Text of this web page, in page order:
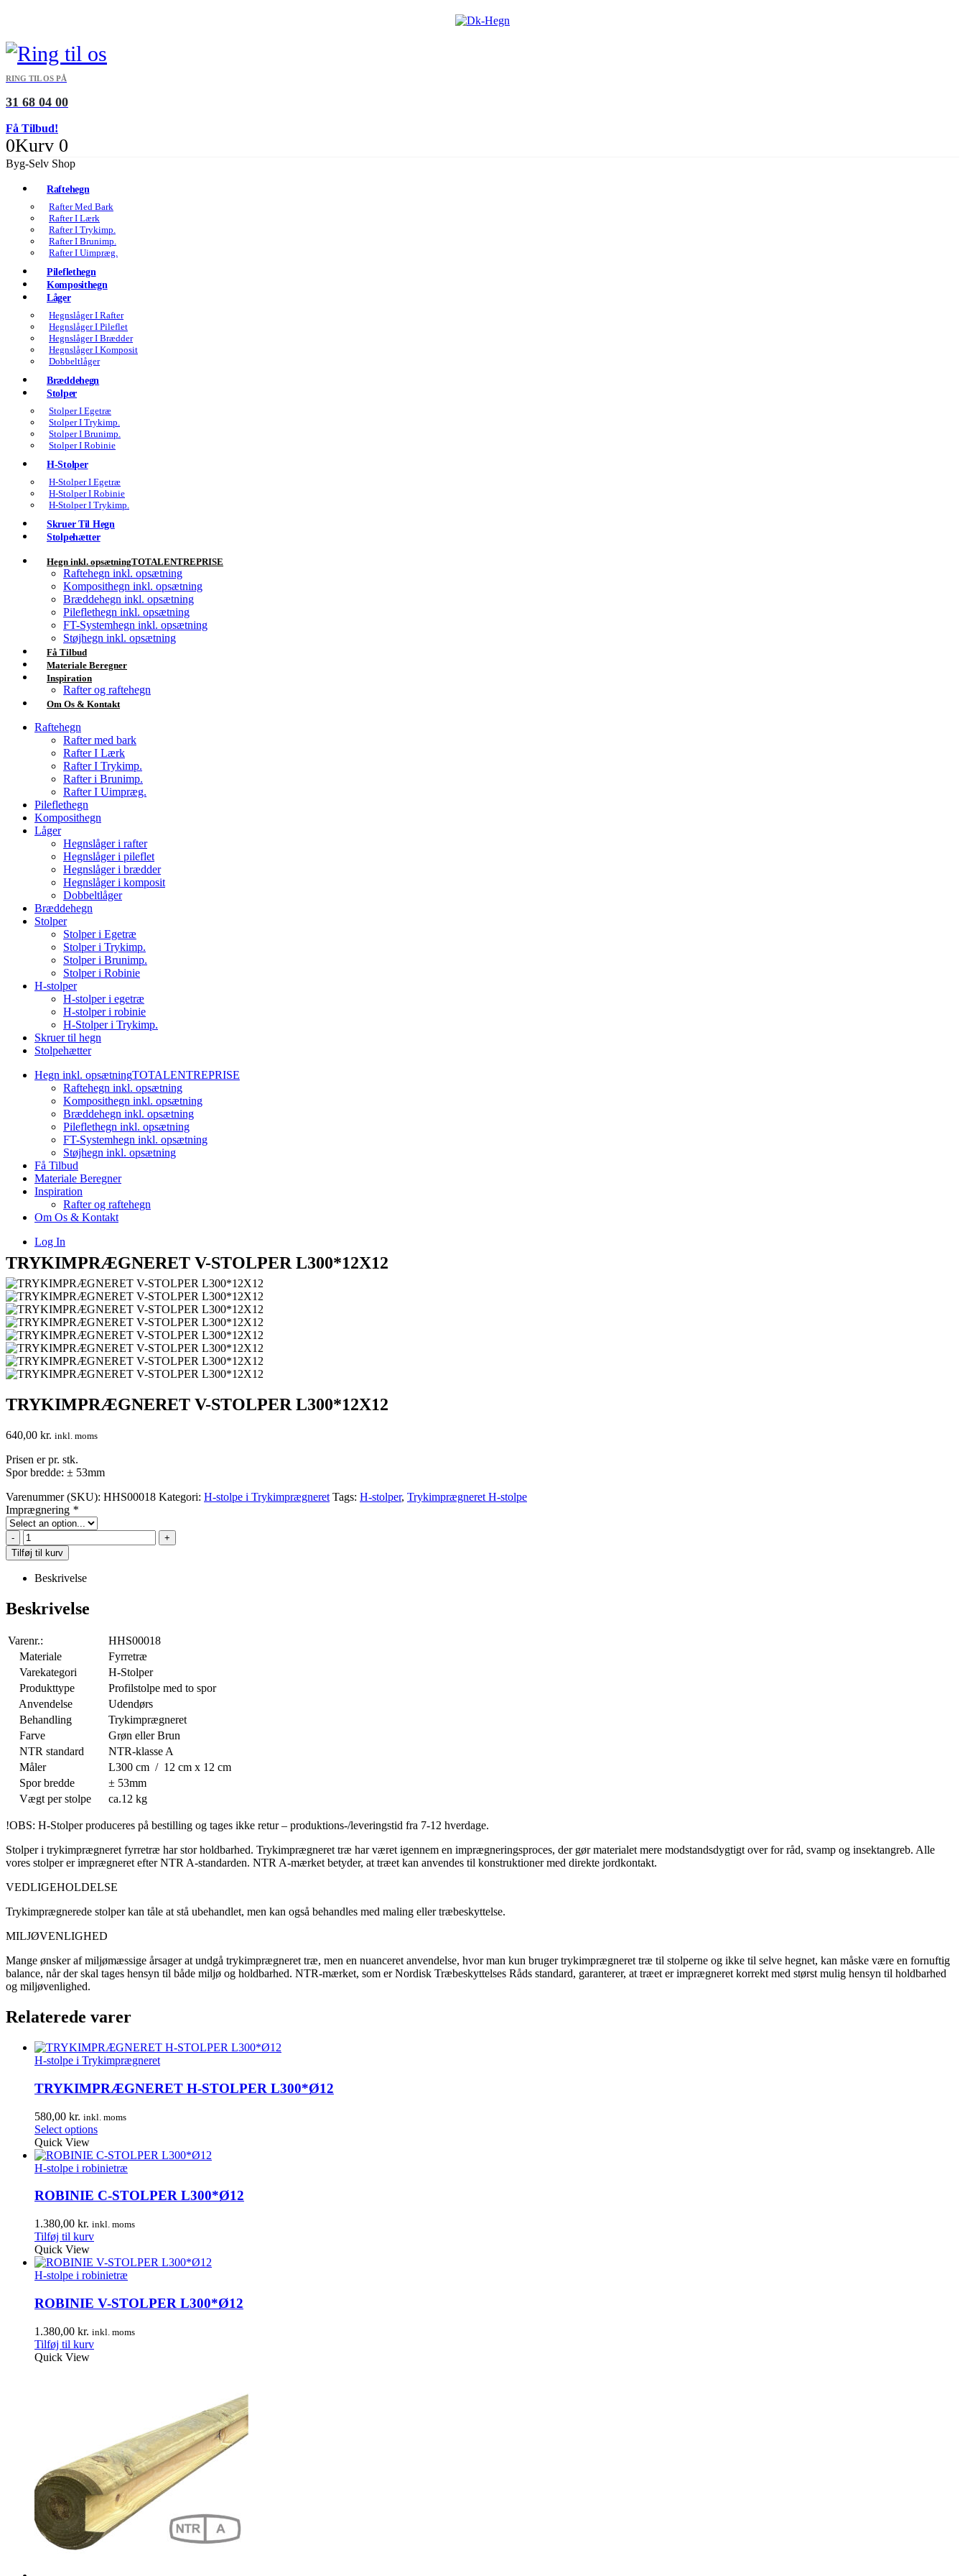
RING TIL OS PÅ
31 68 04 00
Få Tilbud!
0Kurv 0
Byg-Selv Shop
Raftehegn
Rafter Med Bark
Rafter I Lærk
Rafter I Trykimp.
Rafter I Brunimp.
Rafter I Uimpræg.
Pileflethegn
Komposithegn
Låger
Hegnslåger I Rafter
Hegnslåger I Pileflet
Hegnslåger I Brædder
Hegnslåger I Komposit
Dobbeltlåger
Bræddehegn
Stolper
Stolper I Egetræ
Stolper I Trykimp.
Stolper I Brunimp.
Stolper I Robinie
H-Stolper
H-Stolper I Egetræ
H-Stolper I Robinie
H-Stolper I Trykimp.
Skruer Til Hegn
Stolpehætter
Hegn inkl. opsætningTOTALENTREPRISE
Raftehegn inkl. opsætning
Komposithegn inkl. opsætning
Bræddehegn inkl. opsætning
Pileflethegn inkl. opsætning
FT-Systemhegn inkl. opsætning
Støjhegn inkl. opsætning
Få Tilbud
Materiale Beregner
Inspiration
Rafter og raftehegn
Om Os & Kontakt
Raftehegn
Rafter med bark
Rafter I Lærk
Rafter I Trykimp.
Rafter i Brunimp.
Rafter I Uimpræg.
Pileflethegn
Komposithegn
Låger
Hegnslåger i rafter
Hegnslåger i pileflet
Hegnslåger i brædder
Hegnslåger i komposit
Dobbeltlåger
Bræddehegn
Stolper
Stolper i Egetræ
Stolper i Trykimp.
Stolper i Brunimp.
Stolper i Robinie
H-stolper
H-stolper i egetræ
H-stolper i robinie
H-Stolper i Trykimp.
Skruer til hegn
Stolpehætter
Hegn inkl. opsætningTOTALENTREPRISE
Raftehegn inkl. opsætning
Komposithegn inkl. opsætning
Bræddehegn inkl. opsætning
Pileflethegn inkl. opsætning
FT-Systemhegn inkl. opsætning
Støjhegn inkl. opsætning
Få Tilbud
Materiale Beregner
Inspiration
Rafter og raftehegn
Om Os & Kontakt
Log In
TRYKIMPRÆGNERET V-STOLPER L300*12X12
TRYKIMPRÆGNERET V-STOLPER L300*12X12
640,00 kr. inkl. moms
Prisen er pr. stk.
Spor bredde: ± 53mm
Varenummer (SKU): HHS00018 Kategori: H-stolpe i Trykimprægneret Tags: H-stolper, Trykimprægneret H-stolpe
Imprægnering *
-
+
Tilføj til kurv
Beskrivelse
Beskrivelse
Varenr.:
HHS00018
Materiale
Fyrretræ
Varekategori
H-Stolper
Produkttype
Profilstolpe med to spor
Anvendelse
Udendørs
Behandling
Trykimprægneret
Farve
Grøn eller Brun
NTR standard
NTR-klasse A
Måler
L300 cm / 12 cm x 12 cm
Spor bredde
± 53mm
Vægt per stolpe
ca.12 kg
!OBS: H-Stolper produceres på bestilling og tages ikke retur – produktions-/leveringstid fra 7-12 hverdage.
Stolper i trykimprægneret fyrretræ har stor holdbarhed. Trykimprægneret træ har været igennem en imprægneringsproces, der gør materialet mere modstandsdygtigt over for råd, svamp og insektangreb. Alle
vores stolper er imprægneret efter NTR A-standarden. NTR A-mærket betyder, at træet kan anvendes til konstruktioner med direkte jordkontakt.
VEDLIGEHOLDELSE
Trykimprægnerede stolper kan tåle at stå ubehandlet, men kan også behandles med maling eller træbeskyttelse.
MILJØVENLIGHED
Mange ønsker af miljømæssige årsager at undgå trykimprægneret træ, men en nuanceret anvendelse, hvor man kun bruger trykimprægneret træ til stolperne og ikke til selve hegnet, kan måske være en fornuftig
balance, når der skal tages hensyn til både miljø og holdbarhed. NTR-mærket, som er Nordisk Træbeskyttelses Råds standard, garanterer, at træet er imprægneret korrekt med størst mulig hensyn til holdbarhed
og miljøvenlighed.
Relaterede varer
H-stolpe i Trykimprægneret
TRYKIMPRÆGNERET H-STOLPER L300*Ø12
580,00 kr. inkl. moms
Select options
Quick View
H-stolpe i robinietræ
ROBINIE C-STOLPER L300*Ø12
1.380,00 kr. inkl. moms
Tilføj til kurv
Quick View
H-stolpe i robinietræ
ROBINIE V-STOLPER L300*Ø12
1.380,00 kr. inkl. moms
Tilføj til kurv
Quick View